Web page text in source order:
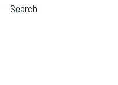
Search